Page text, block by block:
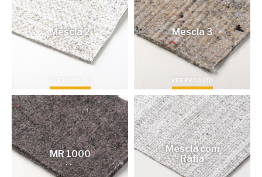
Mescla 2 Mescla 3
VER PRODUTO
MR 1000
Mescla com
Ráfia